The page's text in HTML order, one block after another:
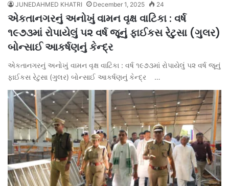
JUNEDAHMED KHATRI December 1, 2025 24
એકતાનગરનું અનોખું વામન વૃક્ષ વાટિકા : વર્ષ
૧૯૭૩માં રોપાયેલું ૫૨ વર્ષ જૂનું ફાઈકસ રેટુસા (ગુલર)
બોન્સાઈ આકર્ષણનું કેન્દ્ર
એકતાનગરનું અનોખું વામન વૃક્ષ વાટિકા : વર્ષ ૧૯૭૩માં રોપાયેલું ૫૨ વર્ષ જૂનું
ફાઈકસ રેટુસા (ગુલર) બોન્સાઈ આકર્ષણનું કેન્દ્ર …